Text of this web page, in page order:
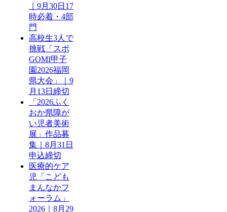
｜9月30日17
時必着・4部
門
高校生3人で
挑戦「スポ
GOMI甲子
園2026福岡
県大会」｜9
月13日締切
「2026ふく
おか県障が
い児者美術
展」作品募
集｜8月31日
申込締切
医療的ケア
児「こども
まんなかフ
ォーラム」
2026｜8月29